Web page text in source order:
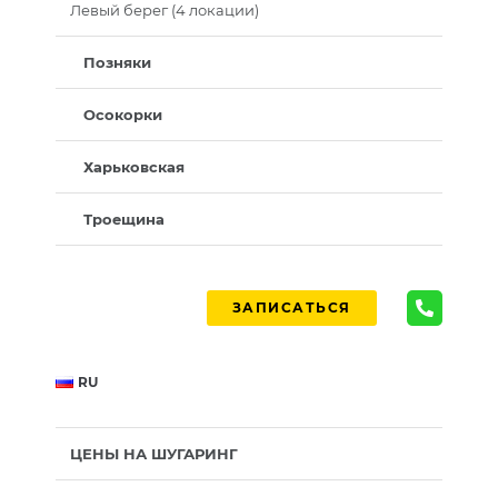
Левый берег (4 локации)
Позняки
Осокорки
Харьковская
Троещина
ЗАПИСАТЬСЯ
RU
ЦЕНЫ НА ШУГАРИНГ